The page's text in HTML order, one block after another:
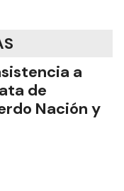
a
de
Nación y